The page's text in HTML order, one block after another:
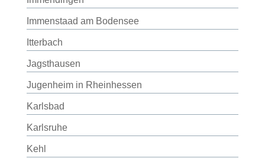
Immenstaad am Bodensee
Itterbach
Jagsthausen
Jugenheim in Rheinhessen
Karlsbad
Karlsruhe
Kehl